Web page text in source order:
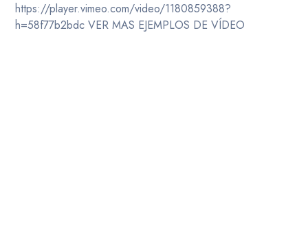
https://player.vimeo.com/video/1180859388?
h=58f77b2bdc VER MAS EJEMPLOS DE VÍDEO